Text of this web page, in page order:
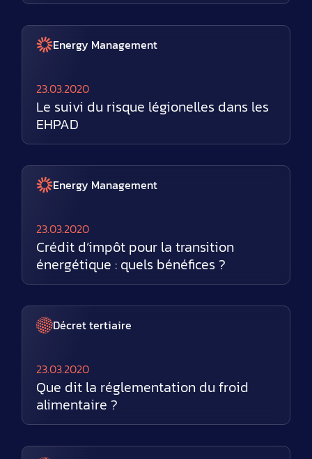
Energy Management
23.03.2020
Le suivi du risque légionelles dans les
EHPAD
Energy Management
23.03.2020
Crédit d’impôt pour la transition
énergétique : quels bénéfices ?
Décret tertiaire
23.03.2020
Que dit la réglementation du froid
alimentaire ?